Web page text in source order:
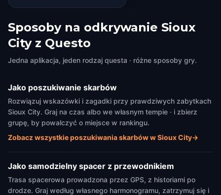
Sposoby na odkrywanie Sioux
City z Questo
Jedna aplikacja, jeden rodzaj questa · różne sposoby gry.
Jako poszukiwanie skarbów
Rozwiązuj wskazówki i zagadki przy prawdziwych zabytkach
Sioux City. Graj na czas albo we własnym tempie · i zbierz
grupę, by powalczyć o miejsce w rankingu.
Zobacz wszystkie poszukiwania skarbów w Sioux City→
Jako samodzielny spacer z przewodnikiem
Trasa spacerowa prowadzona przez GPS, z historiami po
drodze. Graj według własnego harmonogramu, zatrzymuj się i